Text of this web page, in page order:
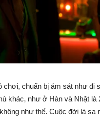
chuẩn bị ám sát như đi
khác, như ở Hàn và Nhật là
như thế. Cuộc đời là